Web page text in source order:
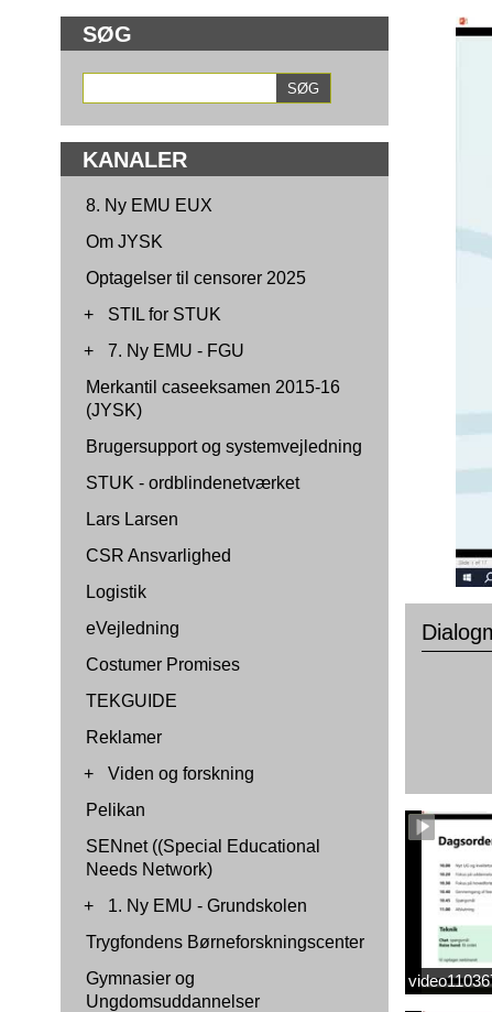
SØG
KANALER
8. Ny EMU EUX
Om JYSK
Optagelser til censorer 2025
+
STIL for STUK
+
7. Ny EMU - FGU
Merkantil caseeksamen 2015-16
(JYSK)
Brugersupport og systemvejledning
STUK - ordblindenetværket
Lars Larsen
CSR Ansvarlighed
Logistik
eVejledning
Costumer Promises
TEKGUIDE
Reklamer
+
Viden og forskning
Pelikan
SENnet ((Special Educational
Needs Network)
+
1. Ny EMU - Grundskolen
Trygfondens Børneforskningscenter
Gymnasier og
Ungdomsuddannelser